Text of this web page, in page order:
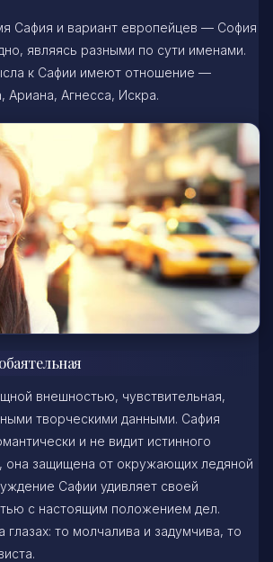
Сафия и вариант европейцев — София
являясь разными по сути именами.
к Сафии имеют отношение —
Ариана, Агнесса, Искра.
внешностью, чувствительная,
творческими данными. Сафия
и не видит истинного
она защищена от окружающих ледяной
Сафии удивляет своей
с настоящим положением дел.
глазах: то молчалива и задумчива, то